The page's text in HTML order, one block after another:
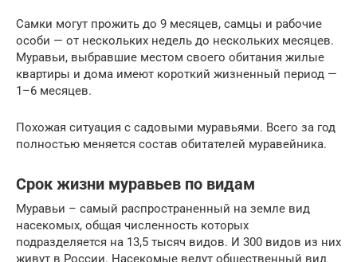
Самки могут прожить до 9 месяцев, самцы и рабочие
особи — от нескольких недель до нескольких месяцев.
Муравьи, выбравшие местом своего обитания жилые
квартиры и дома имеют короткий жизненный период —
1–6 месяцев.
Похожая ситуация с садовыми муравьями. Всего за год
полностью меняется состав обитателей муравейника.
Срок жизни муравьев по видам
Муравьи – самый распространенный на земле вид
насекомых, общая численность которых
подразделяется на 13,5 тысяч видов. И 300 видов из них
живут в России. Насекомые ведут общественный вид